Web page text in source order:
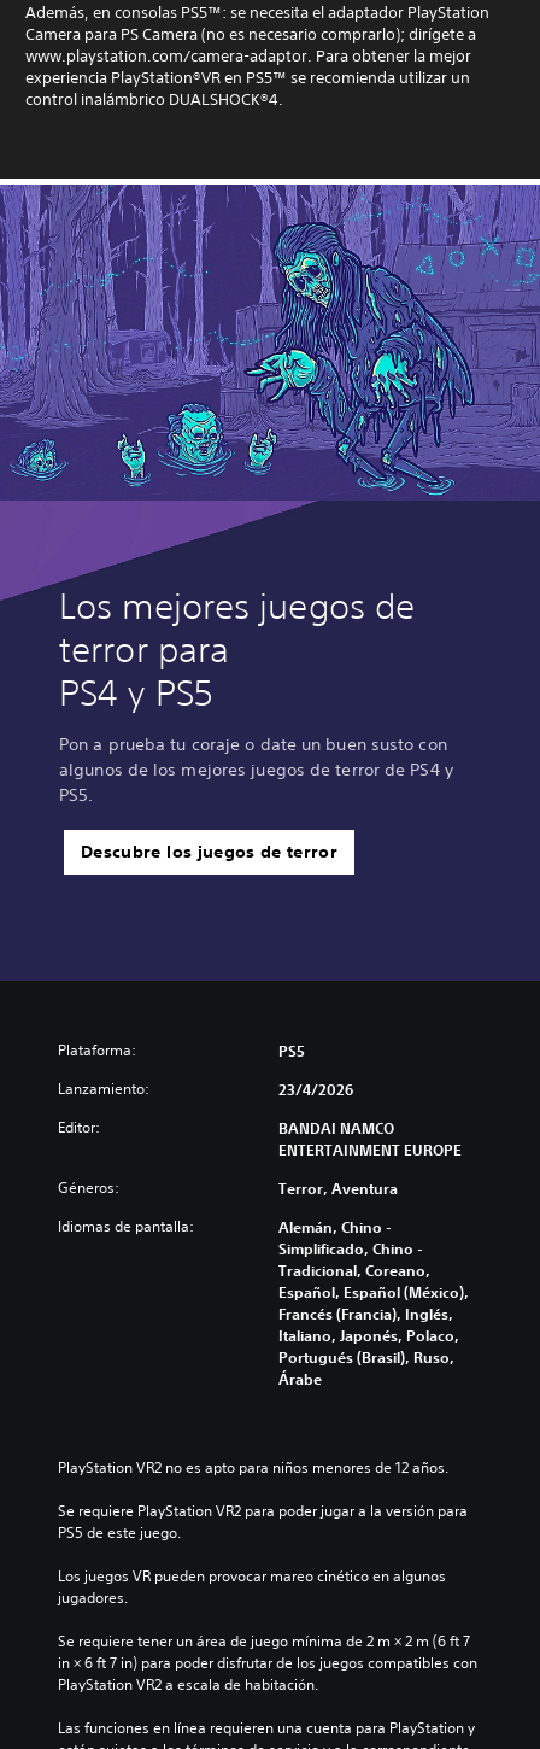
Además, en consolas PS5™: se necesita el adaptador PlayStation
Camera para PS Camera (no es necesario comprarlo); dirígete a
www.playstation.com/camera-adaptor. Para obtener la mejor
experiencia PlayStation®VR en PS5™ se recomienda utilizar un
control inalámbrico DUALSHOCK®4.
Los mejores juegos de
terror para
PS4 y PS5
Pon a prueba tu coraje o date un buen susto con
algunos de los mejores juegos de terror de PS4 y
PS5.
Descubre los juegos de terror
Plataforma: PS5
Lanzamiento: 23/4/2026
Editor:
BANDAI NAMCO
ENTERTAINMENT EUROPE
Géneros: Terror, Aventura
Idiomas de pantalla:
Alemán, Chino -
Simplificado, Chino -
Tradicional, Coreano,
Español, Español (México),
Francés (Francia), Inglés,
Italiano, Japonés, Polaco,
Portugués (Brasil), Ruso,
Árabe
PlayStation VR2 no es apto para niños menores de 12 años.
Se requiere PlayStation VR2 para poder jugar a la versión para
PS5 de este juego.
Los juegos VR pueden provocar mareo cinético en algunos
jugadores.
Se requiere tener un área de juego mínima de 2 m × 2 m (6 ft 7
in × 6 ft 7 in) para poder disfrutar de los juegos compatibles con
PlayStation VR2 a escala de habitación.
Las funciones en línea requieren una cuenta para PlayStation y